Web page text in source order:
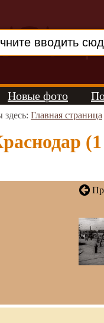
Новые фото
здесь: Главная страница